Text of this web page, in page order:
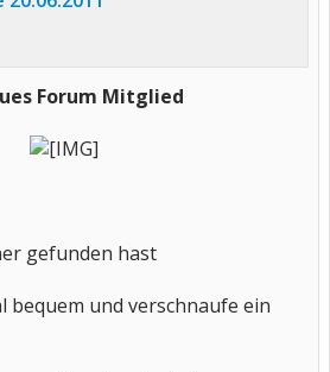
Forum Mitglied
gefunden hast
bequem und verschnaufe ein